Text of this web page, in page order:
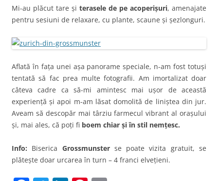
Mi-au plăcut tare și terasele de pe acoperișuri, amenajate
pentru sesiuni de relaxare, cu plante, scaune și șezlonguri.
Aflată în fața unei așa panorame speciale, n-am fost totuși
tentată să fac prea multe fotografii. Am imortalizat doar
câteva cadre ca să-mi amintesc mai ușor de această
experiență și apoi m-am lăsat domolită de liniștea din jur.
Aveam să descopăr mai târziu farmecul vibrant al orașului
și, mai ales, că poți fi boem chiar și în stil nemțesc.
Info: Biserica Grossmunster se poate vizita gratuit, se
plătește doar urcarea în turn – 4 franci elvețieni.